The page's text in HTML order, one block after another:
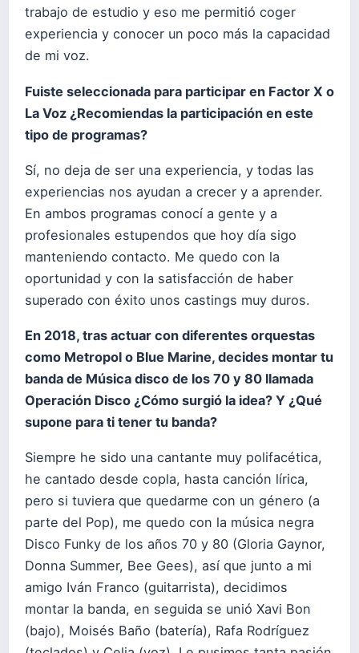
trabajo de estudio y eso me permitió coger
experiencia y conocer un poco más la capacidad
de mi voz.
Fuiste seleccionada para participar en Factor X o
La Voz ¿Recomiendas la participación en este
tipo de programas?
Sí, no deja de ser una experiencia, y todas las
experiencias nos ayudan a crecer y a aprender.
En ambos programas conocí a gente y a
profesionales estupendos que hoy día sigo
manteniendo contacto. Me quedo con la
oportunidad y con la satisfacción de haber
superado con éxito unos castings muy duros.
En 2018, tras actuar con diferentes orquestas
como Metropol o Blue Marine, decides montar tu
banda de Música disco de los 70 y 80 llamada
Operación Disco ¿Cómo surgió la idea? Y ¿Qué
supone para ti tener tu banda?
Siempre he sido una cantante muy polifacética,
he cantado desde copla, hasta canción lírica,
pero si tuviera que quedarme con un género (a
parte del Pop), me quedo con la música negra
Disco Funky de los años 70 y 80 (Gloria Gaynor,
Donna Summer, Bee Gees), así que junto a mi
amigo Iván Franco (guitarrista), decidimos
montar la banda, en seguida se unió Xavi Bon
(bajo), Moisés Baño (batería), Rafa Rodríguez